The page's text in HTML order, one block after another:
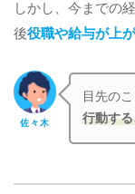
しかし、今までの
後役職や給与が上
佐々木
目先の
行動す